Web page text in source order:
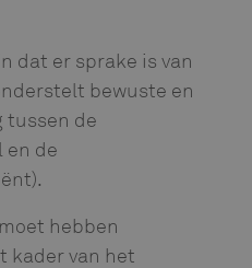
dat er sprake is van
bewuste en
tussen de
en de
hebben
kader van het